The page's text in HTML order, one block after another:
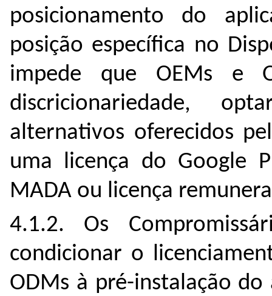
posicionamento do
posição específica no
impede que OEMs e
discricionariedade,
alternativos oferecidos
uma licença do Google
MADA ou licença
4.1.2. Os
condicionar o
ODMs à pré-instalação